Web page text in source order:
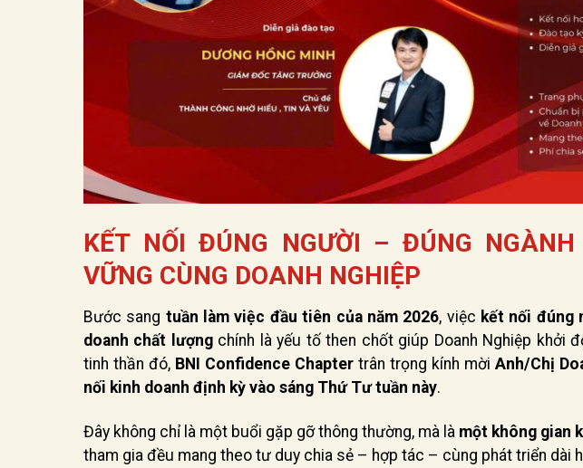
KẾT NỐI ĐÚNG NGƯỜI – ĐÚNG
VỮNG CÙNG DOANH NGHIỆP
Bước sang tuần làm việc đầu tiên của năm 2026, việc kết nối đúng
doanh chất lượngchính là yếu tố then chốt giúp Doanh Nghiệp khởi
tinh thần đó, BNI Confidence Chapter trân trọng kính mời Anh/Chị
nối kinh doanh định kỳ vào sáng Thứ Tư tuần này.
Đây không chỉ là một buổi gặp gỡ thông thường, mà là một không gian
tham gia đều mang theo tư duy chia sẻ – hợp tác – cùng phát triển dài